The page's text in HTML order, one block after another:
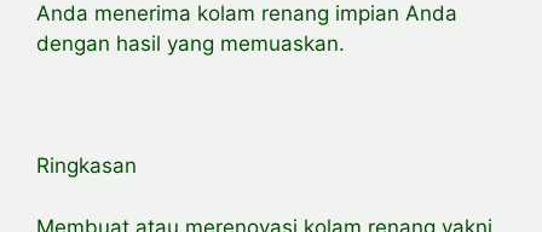
Anda menerima kolam renang impian Anda
dengan hasil yang memuaskan.
Ringkasan
Membuat atau merenovasi kolam renang yakni